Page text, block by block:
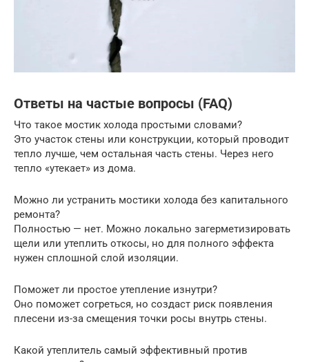
Ответы на частые вопросы (FAQ)
Что такое мостик холода простыми словами?
Это участок стены или конструкции, который проводит
тепло лучше, чем остальная часть стены. Через него
тепло «утекает» из дома.
Можно ли устранить мостики холода без капитального
ремонта?
Полностью — нет. Можно локально загерметизировать
щели или утеплить откосы, но для полного эффекта
нужен сплошной слой изоляции.
Поможет ли простое утепление изнутри?
Оно поможет согреться, но создаст риск появления
плесени из-за смещения точки росы внутрь стены.
Какой утеплитель самый эффективный против